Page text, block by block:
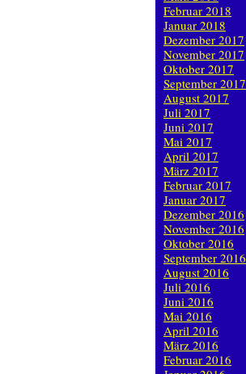
Februar 2018
Januar 2018
Dezember 2017
November 2017
Oktober 2017
September 2017
August 2017
Juli 2017
Juni 2017
Mai 2017
April 2017
März 2017
Februar 2017
Januar 2017
Dezember 2016
November 2016
Oktober 2016
September 2016
August 2016
Juli 2016
Juni 2016
Mai 2016
April 2016
März 2016
Februar 2016